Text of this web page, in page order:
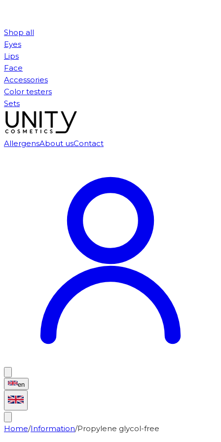
Shop all
Eyes
Lips
Face
Accessories
Color testers
Sets
AllergensAbout usContact
en
Home/Information/Propylene glycol-free